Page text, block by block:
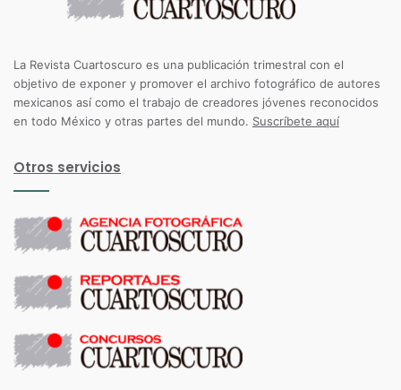
La Revista Cuartoscuro es una publicación trimestral con el
objetivo de exponer y promover el archivo fotográfico de autores
mexicanos así como el trabajo de creadores jóvenes reconocidos
en todo México y otras partes del mundo. Suscríbete aquí
Otros servicios